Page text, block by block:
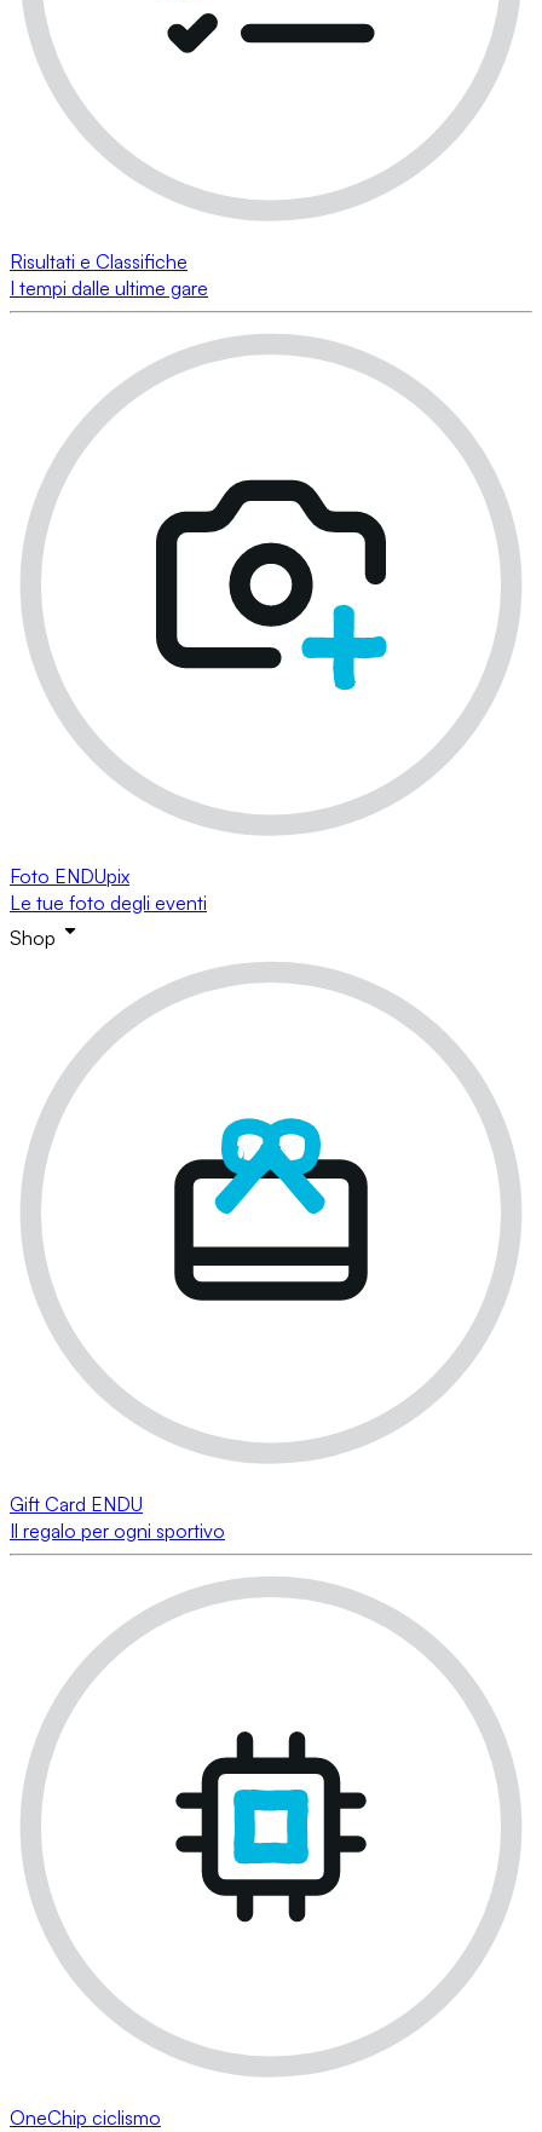
Risultati e Classifiche
I tempi dalle ultime gare
Foto ENDUpix
Le tue foto degli eventi
Shop
Gift Card ENDU
Il regalo per ogni sportivo
OneChip ciclismo